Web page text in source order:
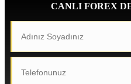
CANLI FOREX